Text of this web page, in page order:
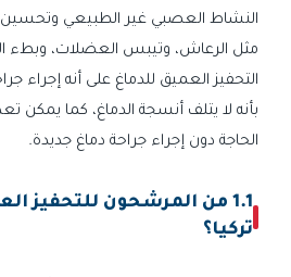
النشاط العصبي غير الطبيعي
مثل الرعاش، وتيبس العضلات، وبطء
التحفيز العميق للدماغ على أنه إجراء
بأنه لا يتلف أنسجة الدماغ، كما يمكن
الحاجة دون إجراء جراحة دماغ جديدة.
1.1 من المرشحون للتحفيز
تركيا؟